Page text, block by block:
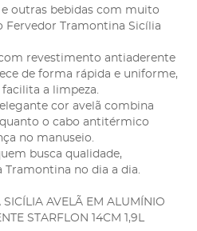
e outras bebidas com muito
Fervedor Tramontina Sicília
revestimento antiaderente
de forma rápida e uniforme,
a limpeza.
cor avelã combina
o cabo antitérmico
no manuseio.
busca qualidade,
Tramontina no dia a dia.
AVELÃ EM ALUMÍNIO
STARFLON 14CM 1,9L